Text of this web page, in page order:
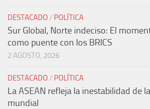
DESTACADO / POLÍTICA
Sur Global, Norte indeciso: El
como puente con los BRICS
2 AGOSTO, 2026
DESTACADO / POLÍTICA
La ASEAN refleja la inestabilidad de
mundial